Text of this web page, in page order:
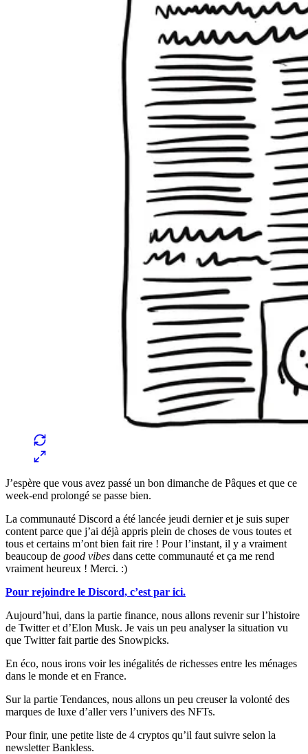
J’espère que vous avez passé un bon dimanche de Pâques et que ce
week-end prolongé se passe bien.
La communauté Discord a été lancée jeudi dernier et je suis super
content parce que j’ai déjà appris plein de choses de vous toutes et
tous et certains m’ont bien fait rire ! Pour l’instant, il y a vraiment
beaucoup de good vibes dans cette communauté et ça me rend
vraiment heureux ! Merci. :)
Pour rejoindre le Discord, c’est par ici.
Aujourd’hui, dans la partie finance, nous allons revenir sur l’histoire
de Twitter et d’Elon Musk. Je vais un peu analyser la situation vu
que Twitter fait partie des Snowpicks.
En éco, nous irons voir les inégalités de richesses entre les ménages
dans le monde et en France.
Sur la partie Tendances, nous allons un peu creuser la volonté des
marques de luxe d’aller vers l’univers des NFTs.
Pour finir, une petite liste de 4 cryptos qu’il faut suivre selon la
newsletter Bankless.